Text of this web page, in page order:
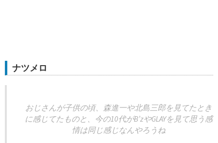
ナツメロ
おじさんが子供の頃、森進一や北島三郎を見てたとき
に感じてたものと、今の10代がB’zやGLAYを見て思う感
情は同じ感じなんやろうね